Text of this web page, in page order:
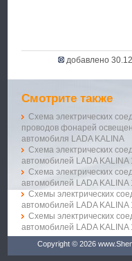
добавлено
Смотрите также
Схема электрических
проводов фонарей
автомобиля LADA KALINA
Схема электрических
автомобилей LADA KALINA
Схема электрических
автомобилей LADA KALINA
Схемы электрических
автомобилей LADA KALINA
Схемы электрических
автомобилей LADA KALINA
Copyright © 2026